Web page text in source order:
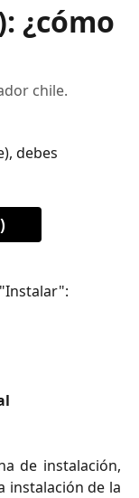
¿cómo
chile.
debes
de instalación,
instalación de la